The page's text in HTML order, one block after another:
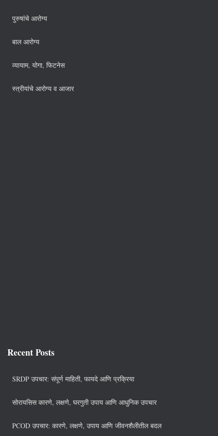
पुरुषांचे आरोग्य
बाल आरोग्य
व्यायाम, योगा, फिटनेस
स्त्रीयांचे आरोग्य व आजार
Recent Posts
SRDP उपचार: संपूर्ण माहिती, फायदे आणि प्रक्रिया
सोरायसिस कारणे, लक्षणे, घरगुती उपाय आणि आधुनिक उपचार
PCOD उपचार: कारणे, लक्षणे, उपाय आणि जीवनशैलीतील बदल